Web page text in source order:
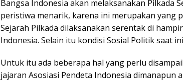
Bangsa Indonesia akan melaksanakan Pilkada
peristiwa menarik, karena ini merupakan yang
Sejarah Pilkada dilaksanakan serentak di
Indonesia. Selain itu kondisi Sosial Politik saat
Untuk itu ada beberapa hal yang perlu
jajaran Asosiasi Pendeta Indonesia dimanapun